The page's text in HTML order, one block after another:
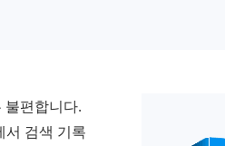
불편합니다.
서 검색 기록